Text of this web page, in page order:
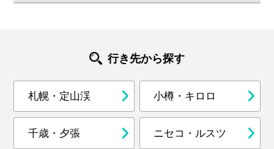
行き先から探す
札幌・定山渓 小樽・キロロ
千歳・夕張 ニセコ・ルスツ